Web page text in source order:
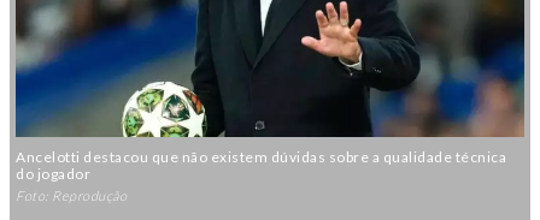
Ancelotti destacou que não existem dúvidas sobre a qualidade técnica
do jogador
Foto: Reprodução